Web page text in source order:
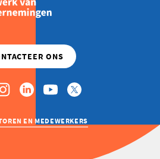
EN MEDEWERKERS